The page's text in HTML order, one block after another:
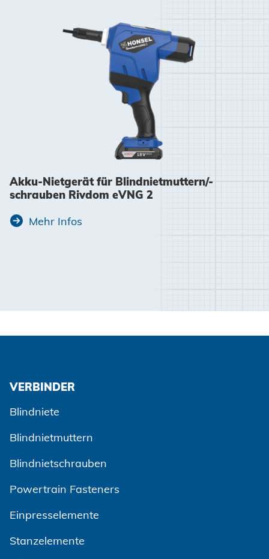
Akku-Nietgerät für Blindnietmuttern/-
schrauben Rivdom eVNG 2
Mehr Infos
VERBINDER
Blindniete
Blindnietmuttern
Blindnietschrauben
Powertrain Fasteners
Einpresselemente
Stanzelemente